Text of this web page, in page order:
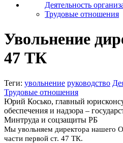
Деятельность
Трудовые отношения
Увольнение
47 ТК
Теги: увольнение руководство
Трудовые отношения
Юрий Косько, главный
обеспечения и надзора –
Минтруда и соцзащиты РБ
Мы увольняем директора нашего
части первой ст. 47 ТК.